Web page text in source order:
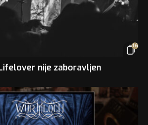
16
nije zaboravljen